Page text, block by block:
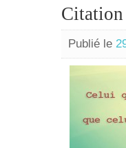
Citation
Publié le